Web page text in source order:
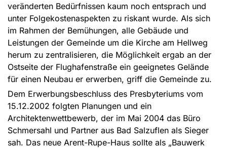
veränderten Bedürfnissen kaum noch entsprach und
unter Folgekostenaspekten zu riskant wurde. Als sich
im Rahmen der Bemühungen, alle Gebäude und
Leistungen der Gemeinde um die Kirche am Hellweg
herum zu zentralisieren, die Möglichkeit ergab an der
Ostseite der Flughafenstraße ein geeignetes Gelände
für einen Neubau er erwerben, griff die Gemeinde zu.
Dem Erwerbungsbeschluss des Presbyteriums vom
15.12.2002 folgten Planungen und ein
Architektenwettbewerb, der im Mai 2004 das Büro
Schmersahl und Partner aus Bad Salzuflen als Sieger
sah. Das neue Arent-Rupe-Haus sollte als „Bauwerk